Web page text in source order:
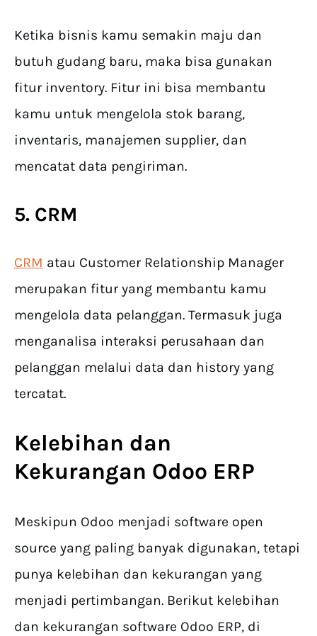
Ketika bisnis kamu semakin maju dan
butuh gudang baru, maka bisa gunakan
fitur inventory. Fitur ini bisa membantu
kamu untuk mengelola stok barang,
inventaris, manajemen supplier, dan
mencatat data pengiriman.
5. CRM
CRM atau Customer Relationship Manager
merupakan fitur yang membantu kamu
mengelola data pelanggan. Termasuk juga
menganalisa interaksi perusahaan dan
pelanggan melalui data dan history yang
tercatat.
Kelebihan dan
Kekurangan Odoo ERP
Meskipun Odoo menjadi software open
source yang paling banyak digunakan, tetapi
punya kelebihan dan kekurangan yang
menjadi pertimbangan. Berikut kelebihan
dan kekurangan software Odoo ERP, di